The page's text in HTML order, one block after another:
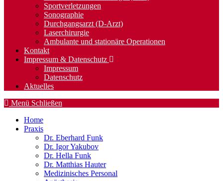
Sportverletzungen
Sonographie
Durchgangsarzt (D-Arzt)
Laserchirurgie
Ambulante und stationäre Operationen
Kontakt
Impressum & Datenschutz
Impressum
Datenschutz
Aktuelles
Menü Schließen
Home
Praxis
Dr. Eberhard Funk
Dr. Igor Yakubov
Dr. Hella Funk
Dr. Matthias Hauter
Medizinisches Personal